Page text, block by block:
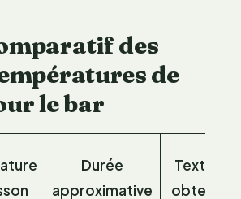
des
de
le bar
Durée
approximative
Texture
obtenue